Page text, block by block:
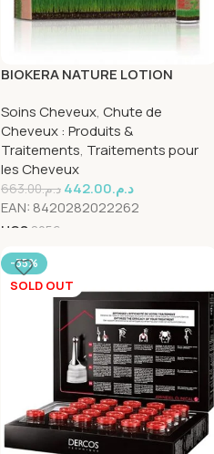
BIOKERA NATURE LOTION
6 AMPOULE
Soins Cheveux, Chute de
Cheveux : Produits &
Traitements, Traitements pour
les Cheveux
د.م.663.00 د.م.442.00
EAN: 8420282022262
UGS 8056
-35%
SOLD OUT